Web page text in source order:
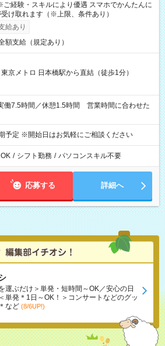
経験・スキルにより優遇 スマホでかんたんに
け取れます（※上限、条件あり）
給あり
額支給（規定あり）
京メトロ 日本橋駅から直結（徒歩1分）
予定 ※開始日はお気軽にご相談ください
/ シフト勤務 / パソコンスキル不要
応募する 詳細へ
運ぶだけ＞単発・短時間～OK／安心の日
単発＊1日～OK！＞コンサートなどのグッ
など (8/6UP!)